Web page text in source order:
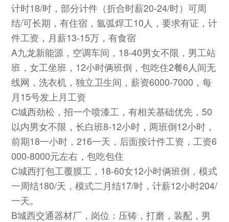
计时18/时，部分计件（折合时薪20-24/时）可周
结/可长期，有住宿，氩弧焊工10人，要求有证，计
件工资，月薪13-15万，有食宿
A九龙新能源，空调车间，18-40男女不限，男工站
班，女工坐班，12小时俩班倒，包吃住2餐6人间无
线网，洗衣机，独立卫生间，薪资6000-7000，每
月15号发上月工资
C城西劲松，招一个喷漆工，有相关基础优先，50
以内男女不限，长白班8-12小时，两班倒12小时，
前期18一小时，216一天，后面按计件工资，工资6
000-8000元左右，包吃包住
C城西打包工覆膜工，18-60女12小时俩班倒，模式
一周结180/天，模式二月结17/时，计薪12小时204/
一天。
B城西交通器材厂，岗位：压铸，打磨，装配，男